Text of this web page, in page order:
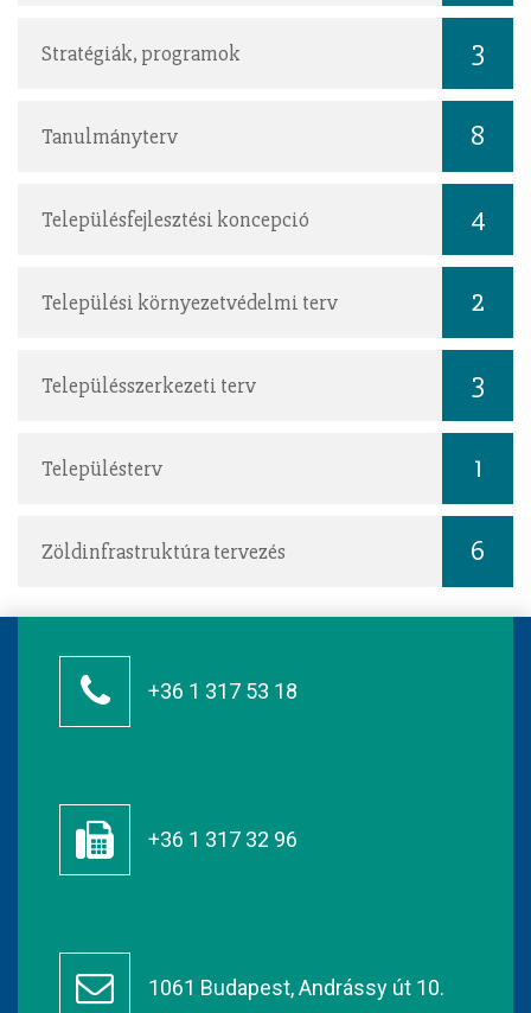
Stratégiák, programok 3
Tanulmányterv 8
Településfejlesztési koncepció 4
Települési környezetvédelmi terv 2
Településszerkezeti terv 3
Településterv 1
Zöldinfrastruktúra tervezés 6
+36 1 317 53 18
+36 1 317 32 96
1061 Budapest, Andrássy út 10.